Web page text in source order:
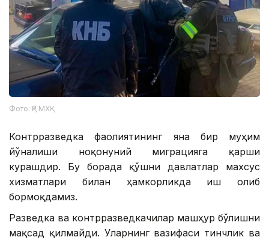
Фото: ҚР МХҚ
Контрразведка фаолиятининг яна бир муҳим
йўналиши ноқонуний миграцияга қарши
курашдир. Бу борада қўшни давлатлар махсус
хизматлари билан ҳамкорликда иш олиб
бормоқдамиз.
Разведка ва контрразведкачилар машҳур бўлишни
мақсад қилмайди. Уларнинг вазифаси тинчлик ва